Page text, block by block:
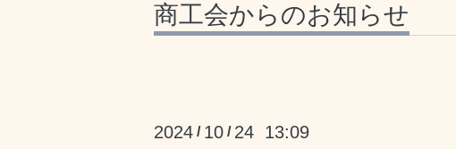
商工会からのお知らせ
2024 / 10 / 24 13:09